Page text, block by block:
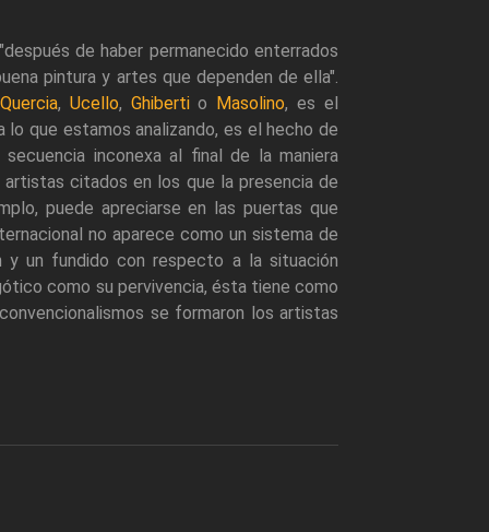
de haber permanecido enterrados
pintura y artes que dependen de ella".
, Ucello, Ghibertio Masolino, es el
que estamos analizando, es el hecho de
inconexa al final de la maniera
citados en los que la presencia de
puede apreciarse en las puertas que
no aparece como un sistema de
y un fundido con respecto a la situación
como su pervivencia, ésta tiene como
se formaron los artistas